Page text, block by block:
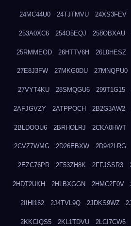
24MC44U0 24TJTMVU 24XS3FEV
253A0XC6 254O5EQJ 258OBXAU
25RMMEOD 26HTTV6H 26L0HESZ
27E8J3FW 27MKG0DU 27MNQPU0
27VYT4KU 28SMQGU6 299T1G15
2AFJGVZY 2ATPPOCH 2B2G3AW2
2BLDOOU6 2BRHOLRJ 2CKA0HWT
2CVZ7WMG 2D26EBXW 2D942LRG
2EZC76PR 2F53ZH8K 2FFJSSR3
2HDT2UKH 2HLBXGGN 2HMC2F0V
2IIHI162 2J4TVL9Q 2JDKS9WZ
2KKCIQS5 2KL1TDVU 2LCI7CW6